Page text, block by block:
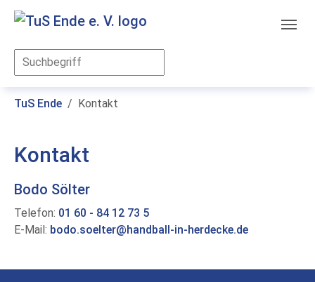
Skip to main content
TuS Ende Kontakt
Kontakt
Bodo Sölter
Telefon: 01 60 - 84 12 73 5
E-Mail: bodo.soelter handball-in-herdecke de